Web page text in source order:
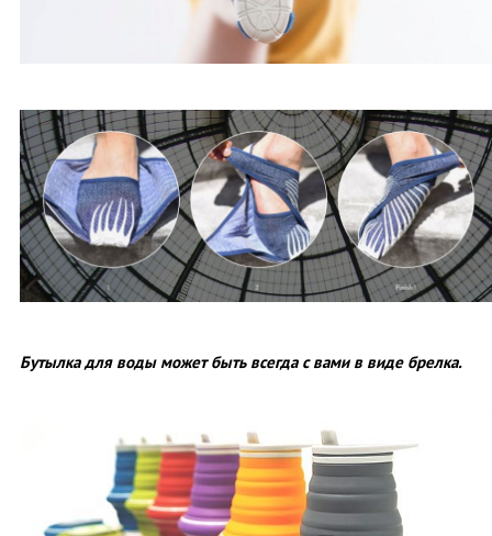
Бутылка для воды может быть всегда с вами в виде брелка.